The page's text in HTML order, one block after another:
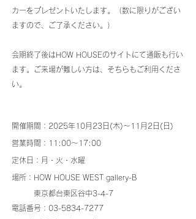
カーをプレゼントいたします。（数に限りがござい
ますので、ご了承ください。）
会期終了後はHOW HOUSEのサイトにて通販も行い
ます。ご来場が難しい方は、そちらもご利用くださ
い。
開催期間： 2025年10月23日(木)〜11月2日(日)
営業時間：11:00〜17:00
定休日：月・火・水曜
場所：HOW HOUSE WEST gallery-B
東京都台東区谷中3-4-7
電話番号：03-5834-7277